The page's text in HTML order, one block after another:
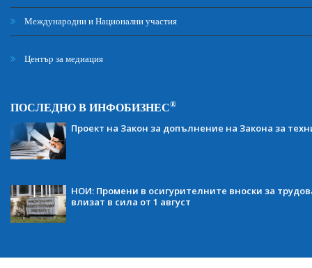
Международни и Национални участия
Център за медиация
ПОСЛЕДНО В ИНФОБИЗНЕС®
Проект на Закон за допълнение на Закона за
НОИ: Промени в осигурителните вноски за
влизат в сила от 1 август